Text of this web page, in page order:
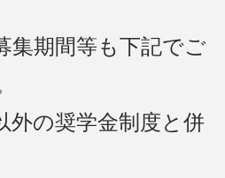
集期間等も下記でご
外の奨学金制度と併